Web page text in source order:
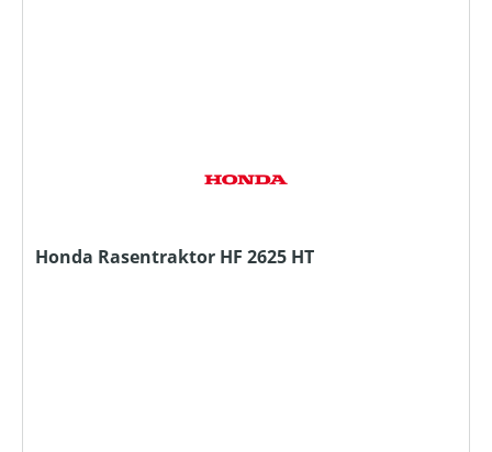
Honda Rasentraktor HF 2625 HT